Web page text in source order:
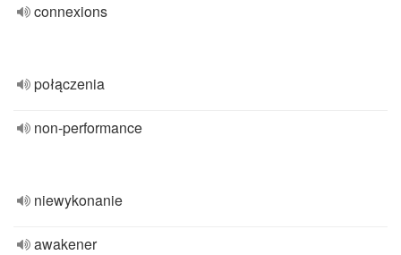
connexions
połączenia
non-performance
niewykonanie
awakener